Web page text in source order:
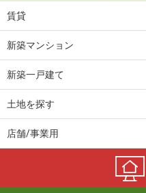
賃貸
新築マンション
新築一戸建て
土地を探す
店舗/事業用